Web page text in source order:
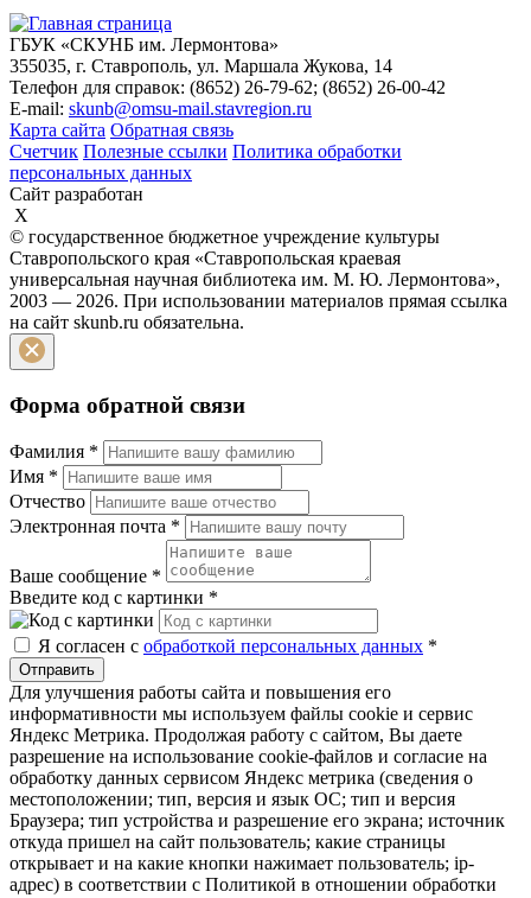
ГБУК «СКУНБ им. Лермонтова»
355035, г. Ставрополь, ул. Маршала Жукова, 14
Телефон для справок: (8652) 26-79-62; (8652) 26-00-42
E-mail: skunb@omsu-mail.stavregion.ru
Карта сайта Обратная связь
Счетчик Полезные ссылки Политика обработки
персональных данных
Сайт разработан
X
© государственное бюджетное учреждение культуры
Ставропольского края «Ставропольская краевая
универсальная научная библиотека им. М. Ю. Лермонтова»,
2003 — 2026. При использовании материалов прямая ссылка
на сайт skunb.ru обязательна.
Форма обратной связи
Фамилия *
Имя *
Отчество
Электронная почта *
Ваше сообщение *
Введите код с картинки *
Я согласен с обработкой персональных данных *
Отправить
Для улучшения работы сайта и повышения его
информативности мы используем файлы cookie и сервис
Яндекс Метрика. Продолжая работу с сайтом, Вы даете
разрешение на использование cookie-файлов и согласие на
обработку данных сервисом Яндекс метрика (сведения о
местоположении; тип, версия и язык ОС; тип и версия
Браузера; тип устройства и разрешение его экрана; источник
откуда пришел на сайт пользователь; какие страницы
открывает и на какие кнопки нажимает пользователь; ip-
адрес) в соответствии с Политикой в отношении обработки